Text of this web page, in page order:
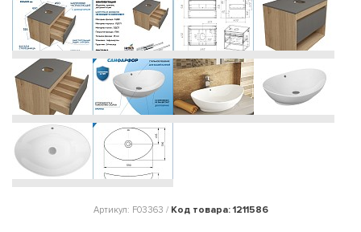
Артикул: F03363 / Код товара: 1211586